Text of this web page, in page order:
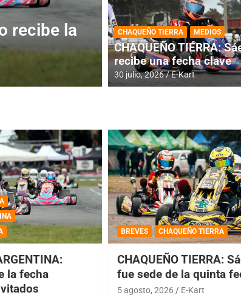
para la
DESTACADA INFORME CENTRAL
RMC BUENOS
histórica en
4 agosto, 2026 E-Kart
CHAQUEÑO TIERRA MEDIOS
CHAQUEÑO TIERRA:
recibe una fecha clave
30 julio, 2026 E-Kart
la fecha
BREVES CHAQUEÑO TIERRA
CHAQUEÑO TIERRA:
fue sede de la quinta
5 agosto, 2026 E-Kart